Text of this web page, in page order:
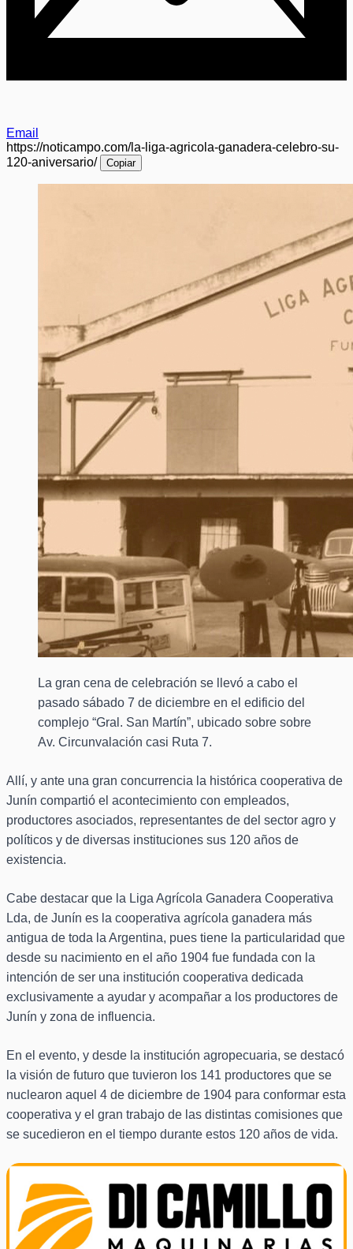
Email
https://noticampo.com/la-liga-agricola-ganadera-celebro-su-
120-aniversario/
Copiar
La gran cena de celebración se llevó a cabo el
pasado sábado 7 de diciembre en el edificio del
complejo “Gral. San Martín”, ubicado sobre sobre
Av. Circunvalación casi Ruta 7.
Allí, y ante una gran concurrencia la histórica cooperativa de
Junín compartió el acontecimiento con empleados,
productores asociados, representantes de del sector agro y
políticos y de diversas instituciones sus 120 años de
existencia.
Cabe destacar que la Liga Agrícola Ganadera Cooperativa
Lda, de Junín es la cooperativa agrícola ganadera más
antigua de toda la Argentina, pues tiene la particularidad que
desde su nacimiento en el año 1904 fue fundada con la
intención de ser una institución cooperativa dedicada
exclusivamente a ayudar y acompañar a los productores de
Junín y zona de influencia.
En el evento, y desde la institución agropecuaria, se destacó
la visión de futuro que tuvieron los 141 productores que se
nuclearon aquel 4 de diciembre de 1904 para conformar esta
cooperativa y el gran trabajo de las distintas comisiones que
se sucedieron en el tiempo durante estos 120 años de vida.